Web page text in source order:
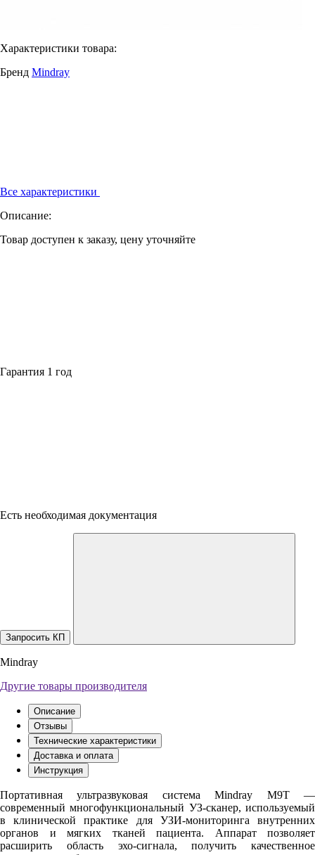
Характеристики товара:
Бренд Mindray
Все характеристики
Описание:
Товар доступен к заказу, цену уточняйте
Гарантия 1 год
Есть необходимая документация
Запросить КП
Mindray
Другие товары производителя
Описание
Отзывы
Технические характеристики
Доставка и оплата
Инструкция
Портативная ультразвуковая система Mindray M9T —
современный многофункциональный УЗ-сканер, используемый
в клинической практике для УЗИ-мониторинга внутренних
органов и мягких тканей пациента. Аппарат позволяет
расширить область эхо-сигнала, получить качественное